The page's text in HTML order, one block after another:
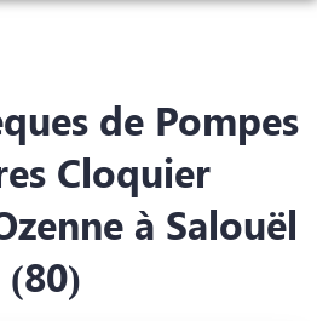
de Pompes
Cloquier
à Salouël
(80)